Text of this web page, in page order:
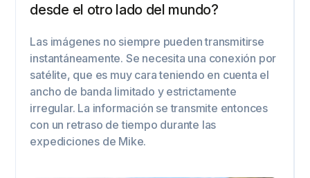
desde el otro lado del mundo?
Las imágenes no siempre pueden transmitirse
instantáneamente. Se necesita una conexión por
satélite, que es muy cara teniendo en cuenta el
ancho de banda limitado y estrictamente
irregular. La información se transmite entonces
con un retraso de tiempo durante las
expediciones de Mike.